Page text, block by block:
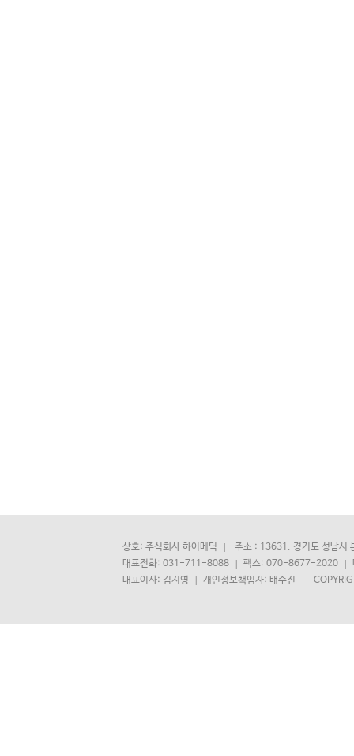
상호: 주식회사 하이메딕
주소 : 13631. 경기도 성남시
대표전화: 031-711-8088
팩스: 070-8677-2020
대표이사: 김지영
개인정보책임자: 배수진